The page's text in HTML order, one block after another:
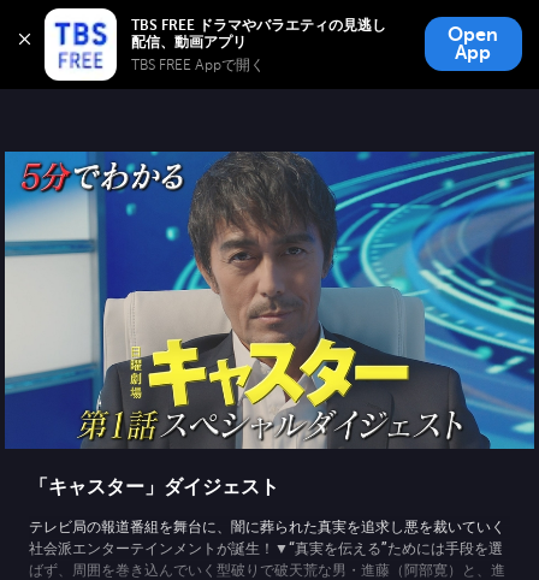
TBS FREE ドラマやバラエティの見逃し
TBS FREE Appで開く
Open
App
TBS FREE
無料見逃し配信
「キャスター」ダイジェスト
テレビ局の報道番組を舞台に、闇に葬られた真実を追求し悪を裁いていく
社会派エンターテインメントが誕生！▼“真実を伝える”ためには手段を選
ばず、周囲を巻き込んでいく型破りで破天荒な男・進藤（阿部寛）と、進